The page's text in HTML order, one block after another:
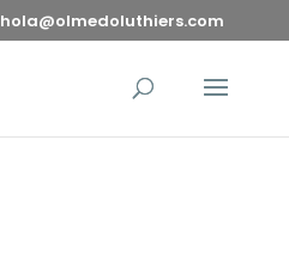
hola@olmedoluthiers.com